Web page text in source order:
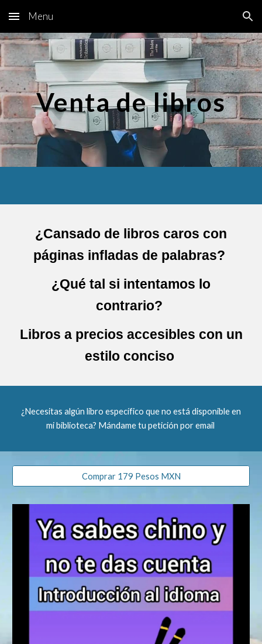
Skip to main content Skip to navigation
Menu
Venta de libros
¿Cansado de libros caros con
páginas infladas de palabras?
¿Qué tal si intentamos lo
contrario?
Libros a precios accesibles con un
estilo conciso
¿Necesitas algún libro específico que no está disponible en
mi biblioteca? Mándame tu petición por email
Comprar 179 Pesos MXN